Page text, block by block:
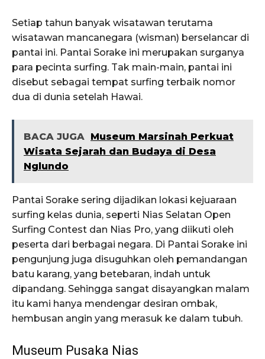
Setiap tahun banyak wisatawan terutama
wisatawan mancanegara (wisman) berselancar di
pantai ini. Pantai Sorake ini merupakan surganya
para pecinta surfing. Tak main-main, pantai ini
disebut sebagai tempat surfing terbaik nomor
dua di dunia setelah Hawai.
BACA JUGA Museum Marsinah Perkuat
Wisata Sejarah dan Budaya di Desa
Nglundo
Pantai Sorake sering dijadikan lokasi kejuaraan
surfing kelas dunia, seperti Nias Selatan Open
Surfing Contest dan Nias Pro, yang diikuti oleh
peserta dari berbagai negara. Di Pantai Sorake ini
pengunjung juga disuguhkan oleh pemandangan
batu karang, yang betebaran, indah untuk
dipandang. Sehingga sangat disayangkan malam
itu kami hanya mendengar desiran ombak,
hembusan angin yang merasuk ke dalam tubuh.
Museum Pusaka Nias